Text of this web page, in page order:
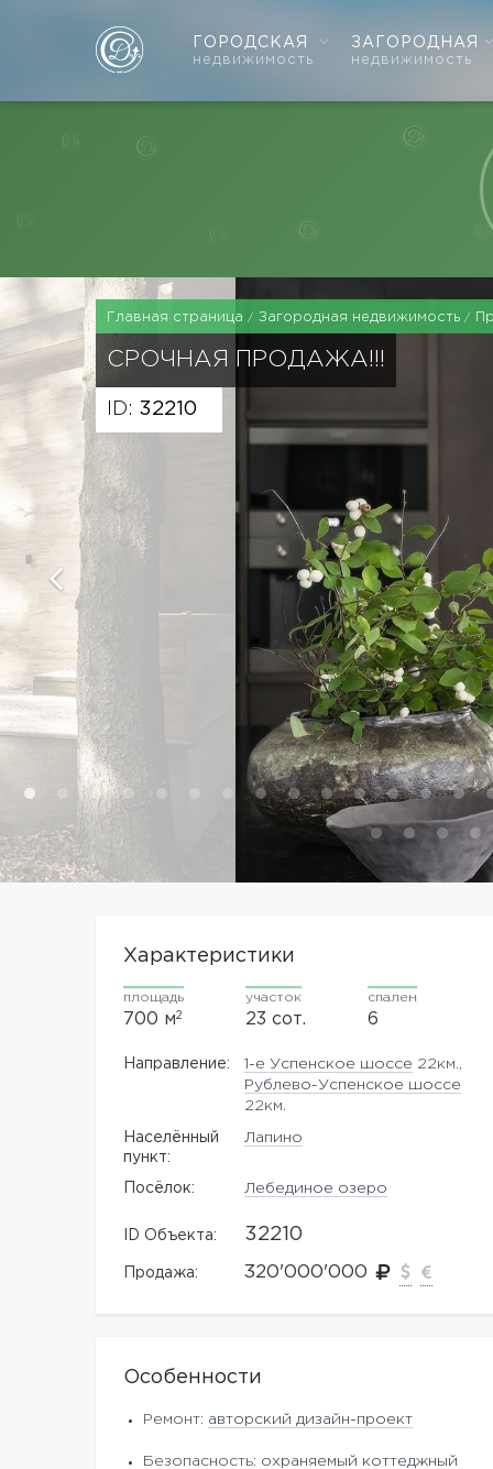
ГОРОДСКАЯ
недвижимость
ЗАГОРОДНАЯ
недвижимость
Главная страница Загородная недвижимость
СРОЧНАЯ ПРОДАЖА!!!
ID: 32210
Характеристики
площадь
700 м2
участок
23 сот.
спален
6
Направление: 1-е Успенское шоссе 22км.,
Рублево-Успенское шоссе
22км.
Населённый
пункт:
Лапино
Посёлок: Лебединое озеро
ID Объекта: 32210
Продажа: 320'000'000
Особенности
Ремонт: авторский дизайн-проект
Безопасность: охраняемый коттеджный